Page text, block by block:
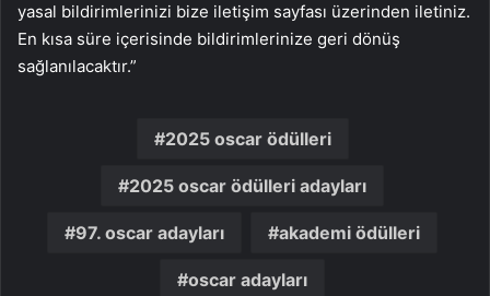
yasal bildirimlerinizi bize iletişim sayfası üzerinden iletiniz.
En kısa süre içerisinde bildirimlerinize geri dönüş
sağlanılacaktır.”
2025 oscar ödülleri
2025 oscar ödülleri adayları
97. oscar adayları akademi ödülleri
oscar adayları